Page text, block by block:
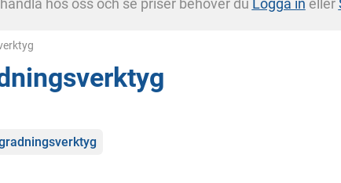
hos oss och se priser behöver du Logga in eller